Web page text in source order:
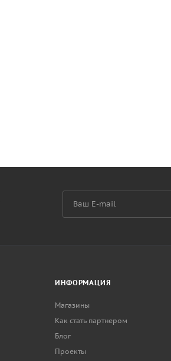
ИНФОРМАЦИЯ
Магазины
Как стать партнером
Блог
Проекты